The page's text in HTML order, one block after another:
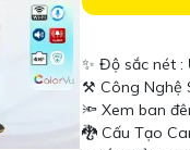
✨ Độ sắc nét :
⚒ Công Nghệ
🔦 Xem ban
🐉️ Cấu Tạo